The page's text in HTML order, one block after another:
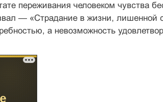
переживания человеком чувства
— «Страдание в жизни,
а невозможность